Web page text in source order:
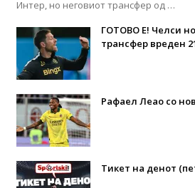
Интер, но неговиот трансфер од …
ГОТОВО Е! Челси
трансфер вреден
Рафаел Леао со
Тикет на денот